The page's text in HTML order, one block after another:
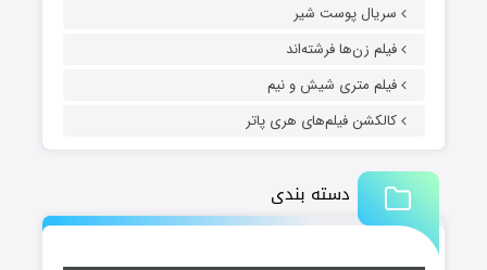
سریال پوست شیر
فیلم زن‌ها فرشته‌اند
فیلم متری شیش و نیم
کالکشن فیلم‌های هری پاتر
دسته بندی